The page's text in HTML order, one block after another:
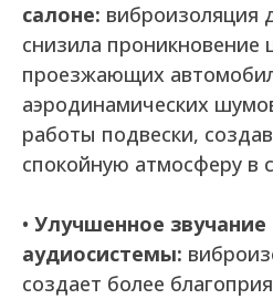
салоне: виброизоляция
снизила проникновение
проезжающих
аэродинамических
работы подвески,
спокойную атмосферу в
• Улучшенное звучание
аудиосистемы:
создает более